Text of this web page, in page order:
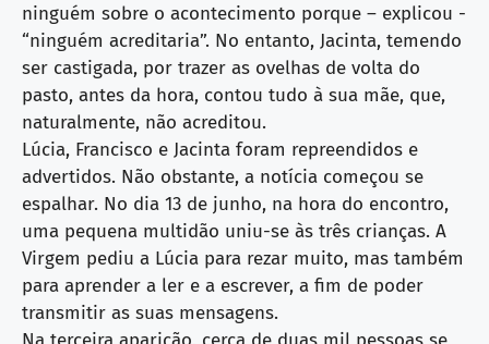
ninguém sobre o acontecimento porque – explicou -
“ninguém acreditaria”. No entanto, Jacinta, temendo
ser castigada, por trazer as ovelhas de volta do
pasto, antes da hora, contou tudo à sua mãe, que,
naturalmente, não acreditou.
Lúcia, Francisco e Jacinta foram repreendidos e
advertidos. Não obstante, a notícia começou se
espalhar. No dia 13 de junho, na hora do encontro,
uma pequena multidão uniu-se às três crianças. A
Virgem pediu a Lúcia para rezar muito, mas também
para aprender a ler e a escrever, a fim de poder
transmitir as suas mensagens.